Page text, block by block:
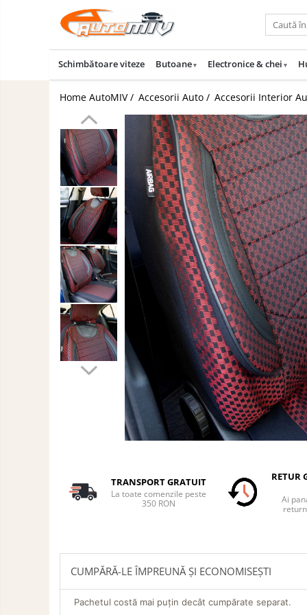
Bloc Lumini
Butoane Reglare Oglinzi
Seturi Butoane
Butoane Blocare/Deblocare
Buton Frana
Buton Clapeta Rezervor
Buton Portbagaj
Alte Butoane/Comutatoare
Butoane Semnalizare
Viteze
Accesorii
Auto
Accesorii Auto Exterior
Husa Auto / Prelata Auto
Paravanturi Auto / Deflectoare Aer
Tavite Portbagaj Dedicate
Accesorii Siguranta Auto
Carcasa Cheie
Accesorii Electronice Auto
Iluminat
Auto
Piese
Auto
Accesorii
Camioane
Uleiuri
Lichide
Schimbătoare viteze Butoane Electronice & chei
Home AutoMIV / Accesorii Auto / Accesorii Interior
TRANSPORT GRATUIT
La toate comenzile peste
350 RON
RETUR
Ai
CUMPĂRĂ-LE ÎMPREUNĂ ȘI ECONOMISEȘTI
Pachetul costă mai puțin decât cumpărate separat.